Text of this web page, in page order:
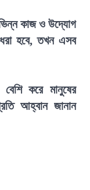
কাজ ও উদ্যোগ
হবে, তখন এসব
করে মানুষের
আহ্বান জানান